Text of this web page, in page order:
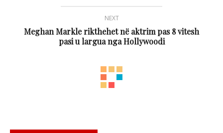
NEXT
Meghan Markle rikthehet në aktrim pas 8 vitesh
pasi u largua nga Hollywoodi